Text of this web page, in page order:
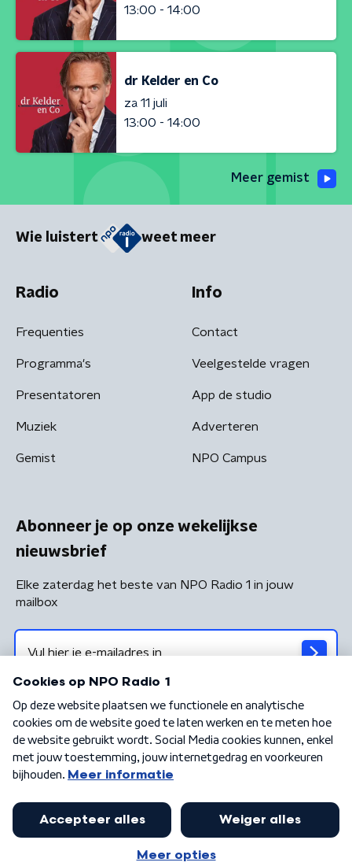
13:00 - 14:00
dr Kelder en Co
za 11 juli
13:00 - 14:00
Meer gemist
Wie luistert weet meer
Radio
Frequenties
Programma's
Presentatoren
Muziek
Gemist
Info
Contact
Veelgestelde vragen
App de studio
Adverteren
NPO Campus
Abonneer je op onze wekelijkse
nieuwsbrief
Elke zaterdag het beste van NPO Radio 1 in jouw
mailbox
Algemene voorwaarden